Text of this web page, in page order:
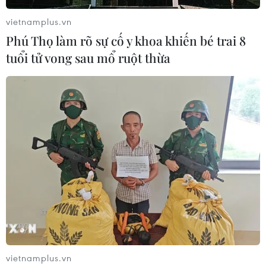
Tây Ninh ngăn chặn, xử lý nghiêm
08/08/2026 04:29
Dắt chó đi dạo không đúng quy
định, bị phạt đến 2 triệu đồng?
08/08/2026 04:16
CHUYỆN TUẦN QUA: Cảnh
báo nạn "giang hồ mạng” kéo những
vietnamplus.vn
Phú Thọ làm rõ sự cố y khoa khiến bé trai 8
tuổi tử vong sau mổ ruột thừa
vietnamplus.vn